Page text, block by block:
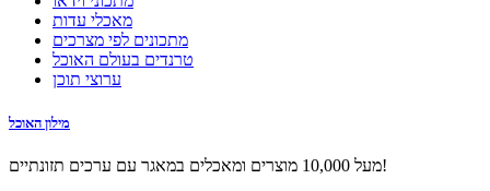
מאכלי עדות
מתכונים לפי מצרכים
טרנדים בעולם האוכל
ערוצי תוכן
מילון האוכל
מעל 10,000 מוצרים ומאכלים במאגר עם ערכים תזונתיים!